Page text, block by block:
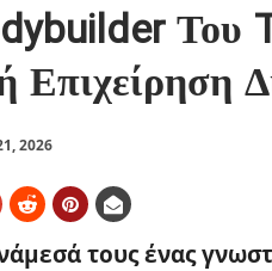
Του
Επιχείρηση
2026
τους ένας